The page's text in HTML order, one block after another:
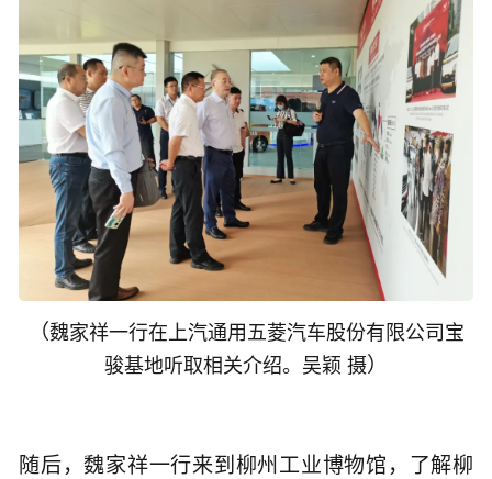
（魏家祥一行在上汽通用五菱汽车股份有限公司宝
骏基地听取相关介绍。吴颖 摄）
随后，魏家祥一行来到柳州工业博物馆，了解柳